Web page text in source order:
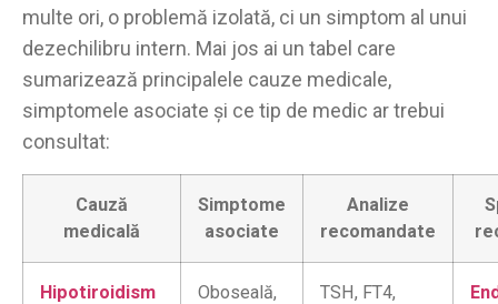
multe ori, o problemă izolată, ci un simptom al unui
dezechilibru intern. Mai jos ai un tabel care
sumarizează principalele cauze medicale,
simptomele asociate și ce tip de medic ar trebui
consultat:
Cauză
medicală
Simptome
asociate
Analize
recomandate
Hipotiroidism
Oboseală,
TSH, FT4,